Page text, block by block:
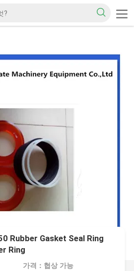
Rubber Gasket Seal Ring
Ring
가격：협상 가능